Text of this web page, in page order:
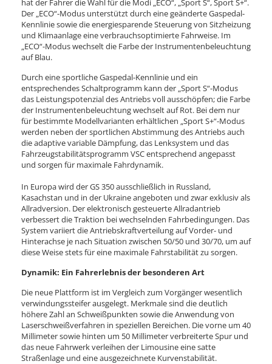
hat der Fahrer die Wahl für die Modi „ECO“, „Sport S“, Sport S+“.
Der „ECO“-Modus unterstützt durch eine geänderte Gaspedal-
Kennlinie sowie die energiesparende Steuerung von Sitzheizung
und Klimaanlage eine verbrauchsoptimierte Fahrweise. Im
„ECO“-Modus wechselt die Farbe der Instrumentenbeleuchtung
auf Blau.
Durch eine sportliche Gaspedal-Kennlinie und ein
entsprechendes Schaltprogramm kann der „Sport S“-Modus
das Leistungspotenzial des Antriebs voll ausschöpfen; die Farbe
der Instrumentenbeleuchtung wechselt auf Rot. Bei dem nur
für bestimmte Modellvarianten erhältlichen „Sport S+“-Modus
werden neben der sportlichen Abstimmung des Antriebs auch
die adaptive variable Dämpfung, das Lenksystem und das
Fahrzeugstabilitätsprogramm VSC entsprechend angepasst
und sorgen für maximale Fahrdynamik.
In Europa wird der GS 350 ausschließlich in Russland,
Kasachstan und in der Ukraine angeboten und zwar exklusiv als
Allradversion. Der elektronisch gesteuerte Allradantrieb
verbessert die Traktion bei wechselnden Fahrbedingungen. Das
System variiert die Antriebskraftverteilung auf Vorder- und
Hinterachse je nach Situation zwischen 50/50 und 30/70, um auf
diese Weise stets für eine maximale Fahrstabilität zu sorgen.
Dynamik: Ein Fahrerlebnis der besonderen Art
Die neue Plattform ist im Vergleich zum Vorgänger wesentlich
verwindungssteifer ausgelegt. Merkmale sind die deutlich
höhere Zahl an Schweißpunkten sowie die Anwendung von
Laserschweißverfahren in speziellen Bereichen. Die vorne um 40
Millimeter sowie hinten um 50 Millimeter verbreiterte Spur und
das neue Fahrwerk verleihen der Limousine eine satte
Straßenlage und eine ausgezeichnete Kurvenstabilität.